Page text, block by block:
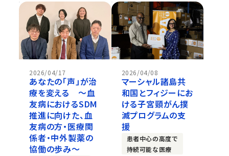
2026/04/17
あなたの「声」が治
療を変える ～血
友病におけるSDM
推進に向けた、血
友病の方・医療関
係者・中外製薬の
協働の歩み～
2026/04/08
マーシャル諸島共
和国とフィジーにお
ける子宮頸がん撲
滅プログラムの支
援
患者中心の高度で
持続可能な医療